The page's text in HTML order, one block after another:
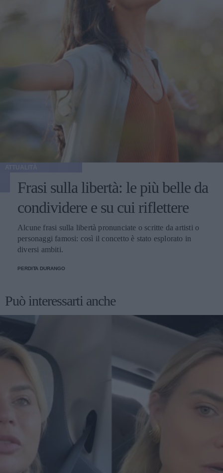
Frasi sulla libertà: le più belle da
condividere e su cui riflettere
Alcune frasi sulla libertà pronunciate o scritte da artisti o
personaggi famosi: così il concetto è stato esplorato in
diversi ambiti.
PERDITA DURANGO
Può interessarti anche